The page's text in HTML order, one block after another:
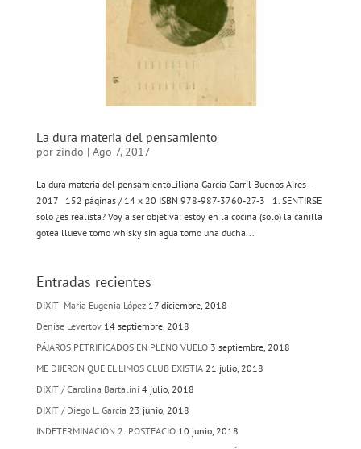
La dura materia del pensamiento
por zindo | Ago 7, 2017
La dura materia del pensamientoLiliana García Carril Buenos Aires -
2017 152 páginas / 14 x 20 ISBN 978-987-3760-27-3 1. SENTIRSE
solo ¿es realista? Voy a ser objetiva: estoy en la cocina (solo) la canilla
gotea llueve tomo whisky sin agua tomo una ducha...
Entradas recientes
DIXIT -María Eugenia López 17 diciembre, 2018
Denise Levertov 14 septiembre, 2018
PÁJAROS PETRIFICADOS EN PLENO VUELO 3 septiembre, 2018
ME DIJERON QUE EL LIMOS CLUB EXISTIA 21 julio, 2018
DIXIT / Carolina Bartalini 4 julio, 2018
DIXIT / Diego L. Garcia 23 junio, 2018
INDETERMINACIÓN 2: POSTFACIO 10 junio, 2018